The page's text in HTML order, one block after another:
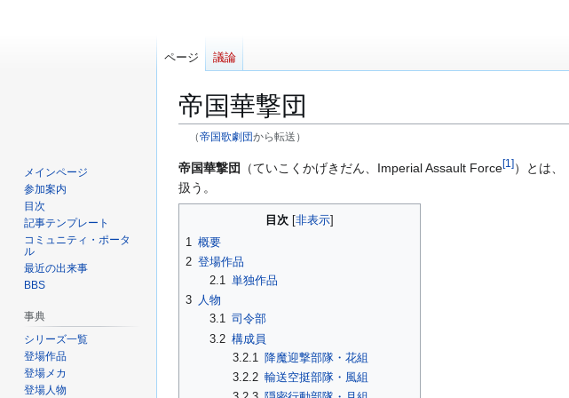
帝国華撃団
（帝国歌劇団から転送）
ナ
ビ
ゲ
シ
ョ
に
検
索
に
動
帝国華撃団 （ていこくかげきだん、Imperial Assault Force[1 ]）とは、
扱う。
目次
1 概要
2 登場作品
2.1
単独作品
3 人物
3.1 司令部
3.2 構成員
3.2.1
降魔迎撃部隊・花組
3.2.2 輸送空挺部隊・風組
ページ 議論
メインページ
参加案内
目次
記事テンプレート
コミュニティ・ポータ
ル
最近の出来事
BBS
事典
シリーズ一覧
登場作品
登場メカ
登場人物